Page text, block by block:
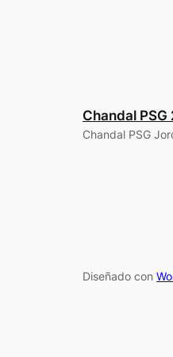
Chandal
Chandal PSG
Diseñado con